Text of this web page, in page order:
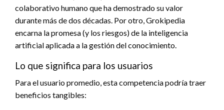
colaborativo humano que ha demostrado su valor
durante más de dos décadas. Por otro, Grokipedia
encarna la promesa (y los riesgos) de la inteligencia
artificial aplicada a la gestión del conocimiento.
Lo que significa para los usuarios
Para el usuario promedio, esta competencia podría traer
beneficios tangibles: